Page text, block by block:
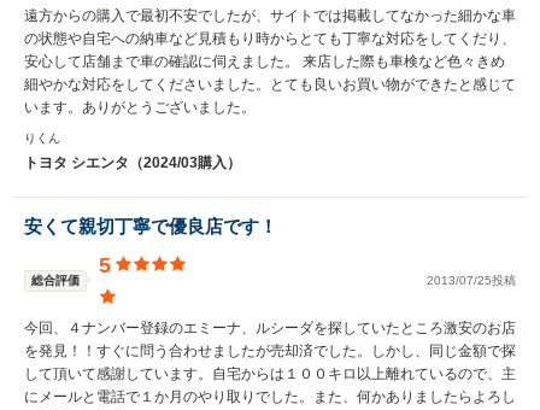
遠方からの購入で最初不安でしたが、サイトでは掲載してなかった細かな車
の状態や自宅への納車など見積もり時からとても丁寧な対応をしてくだり、
安心して店舗まで車の確認に伺えました。 来店した際も車検など色々きめ
細やかな対応をしてくださいました。とても良いお買い物ができたと感じて
います。ありがとうございました。
りくん
トヨタ シエンタ（2024/03購入）
安くて親切丁寧で優良店です！
総合評価
5
2013/07/25投稿
今回、４ナンバー登録のエミーナ、ルシーダを探していたところ激安のお店
を発見！！すぐに問う合わせましたが売却済でした。しかし、同じ金額で探
して頂いて感謝しています。自宅からは１００キロ以上離れているので、主
にメールと電話で１か月のやり取りでした。また、何かありましたらよろし